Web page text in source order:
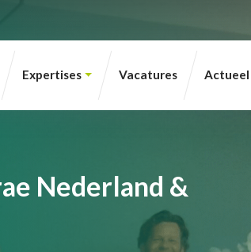
Expertises Vacatures Actueel
Nederland &